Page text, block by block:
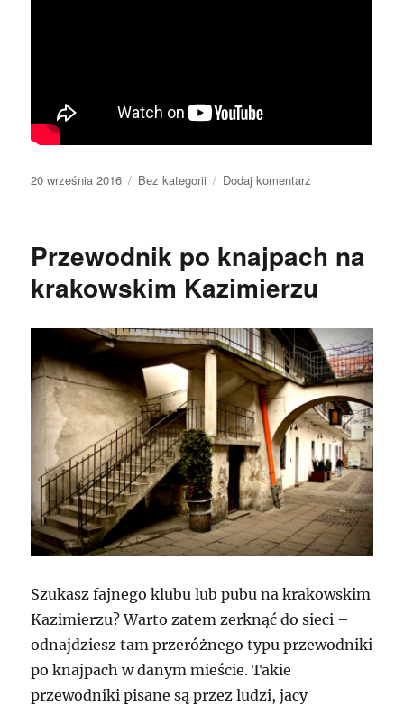
Data
20 września 2016 Kategorie
Bez kategorii Dodaj komentarz
Przewodnik po knajpach na
krakowskim Kazimierzu
Szukasz fajnego klubu lub pubu na krakowskim
Kazimierzu? Warto zatem zerknąć do sieci –
odnajdziesz tam przeróżnego typu przewodniki
po knajpach w danym mieście. Takie
przewodniki pisane są przez ludzi, jacy